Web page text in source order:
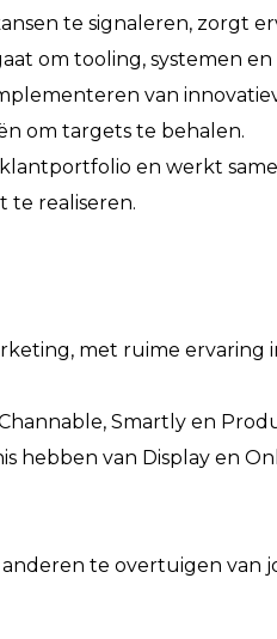
te signaleren, zorgt
om tooling, systemen en
van
om targets te behalen.
en werkt
te realiseren.
met ruime ervaring
Smartly en
hebben van Display en
te overtuigen van